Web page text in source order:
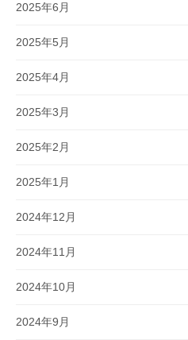
2025年6月
2025年5月
2025年4月
2025年3月
2025年2月
2025年1月
2024年12月
2024年11月
2024年10月
2024年9月